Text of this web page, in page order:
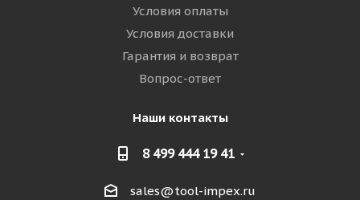
Условия оплаты
Условия доставки
Гарантия и возврат
Вопрос-ответ
Наши контакты
8 499 444 19 41
sales@tool-impex.ru